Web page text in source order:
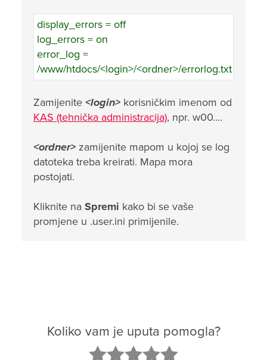
display_errors = off
log_errors = on
error_log =
/www/htdocs/<login>/<ordner>/errorlog.txt
Zamijenite <login> korisničkim imenom od
KAS (tehnička administracija), npr. w00....
<ordner> zamijenite mapom u kojoj se log
datoteka treba kreirati. Mapa mora
postojati.
Kliknite na Spremi kako bi se vaše
promjene u .user.ini primijenile.
Koliko vam je uputa pomogla?